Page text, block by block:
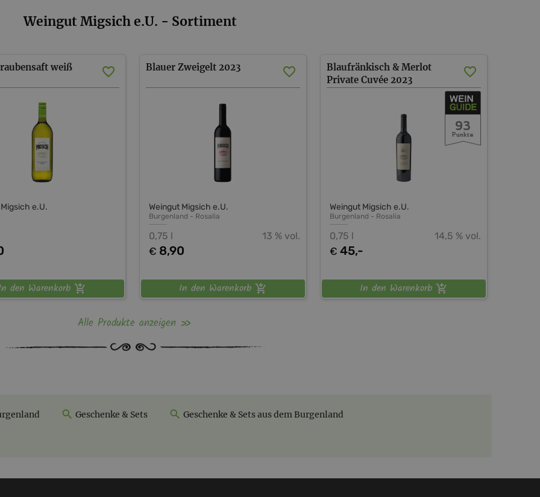
Weingut Migsich e.U. - Sortiment
weiß
e.U.
den Warenkorb
Blauer Zweigelt 2023
Weingut Migsich e.U.
Burgenland - Rosalia
13 % vol.
0,75 l
€ 8,90
In den Warenkorb
Blaufränkisch & Merlot
Private Cuvée 2023
Weingut Migsich e.U.
Burgenland - Rosalia
14,5 % vol.
0,75 l
€ 45,-
93
Punkte
In den Warenkorb
Alle Produkte anzeigen
Geschenke & Sets Geschenke & Sets aus dem Burgenland